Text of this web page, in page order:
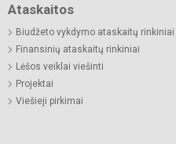
Ataskaitos
Biudžeto vykdymo ataskaitų rinkiniai
Finansinių ataskaitų rinkiniai
Lėšos veiklai viešinti
Projektai
Viešieji pirkimai